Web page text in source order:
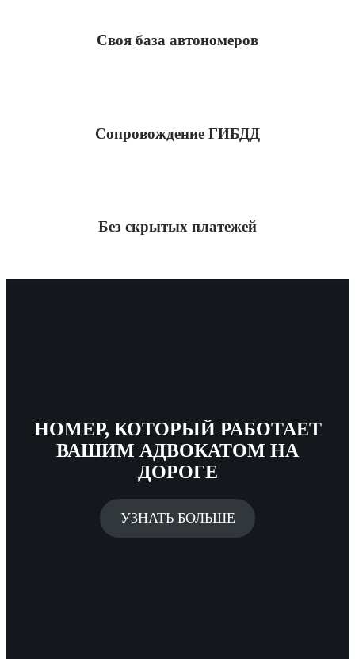
Своя база автономеров
Сопровождение ГИБДД
Без скрытых платежей
НОМЕР, КОТОРЫЙ РАБОТАЕТ
ВАШИМ АДВОКАТОМ НА
ДОРОГЕ
УЗНАТЬ БОЛЬШЕ